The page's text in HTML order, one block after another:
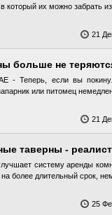
который их можно забрать
21
больше не
- Теперь, если вы
или питомец
21
таверны -
систему аренды
более длительный срок,
25